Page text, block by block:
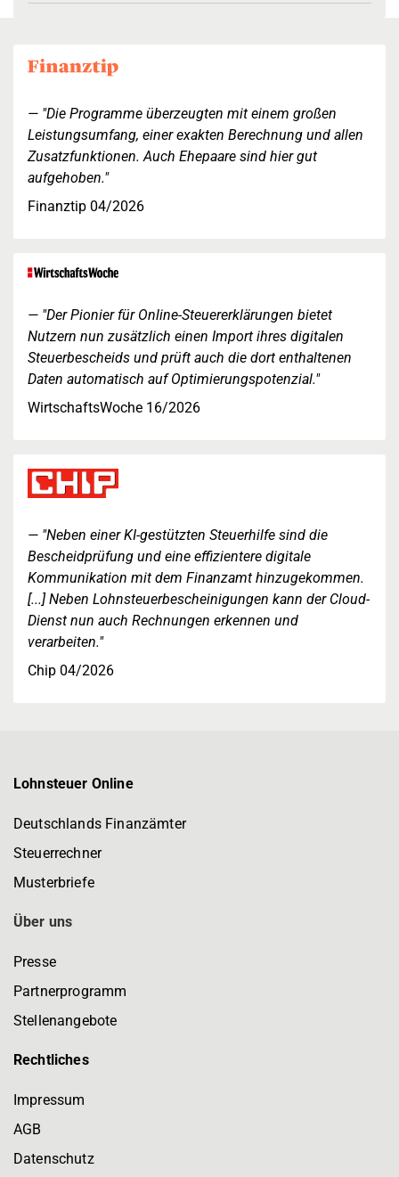
"Die Programme überzeugten mit einem großen
Leistungsumfang, einer exakten Berechnung und allen
Zusatzfunktionen. Auch Ehepaare sind hier gut
aufgehoben."
Finanztip 04/2026
"Der Pionier für Online-Steuererklärungen bietet
Nutzern nun zusätzlich einen Import ihres digitalen
Steuerbescheids und prüft auch die dort enthaltenen
Daten automatisch auf Optimierungspotenzial."
WirtschaftsWoche 16/2026
"Neben einer KI-gestützten Steuerhilfe sind die
Bescheidprüfung und eine effizientere digitale
Kommunikation mit dem Finanzamt hinzugekommen.
[...] Neben Lohnsteuerbescheinigungen kann der Cloud-
Dienst nun auch Rechnungen erkennen und
verarbeiten."
Chip 04/2026
Lohnsteuer Online
Deutschlands Finanzämter
Steuerrechner
Musterbriefe
Über uns
Presse
Partnerprogramm
Stellenangebote
Rechtliches
Impressum
AGB
Datenschutz